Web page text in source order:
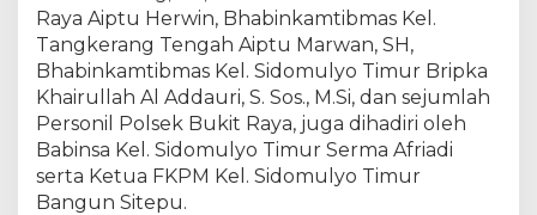
l
s
e
k
B
u
k
i
Raya Aiptu Herwin, Bhabinkamtibmas Kel.
Tangkerang Tengah Aiptu Marwan, SH,
Bhabinkamtibmas Kel. Sidomulyo Timur Bripka
Khairullah Al Addauri, S. Sos., M.Si, dan sejumlah
Personil Polsek Bukit Raya, juga dihadiri oleh
Babinsa Kel. Sidomulyo Timur Serma Afriadi
serta Ketua FKPM Kel. Sidomulyo Timur
Bangun Sitepu.